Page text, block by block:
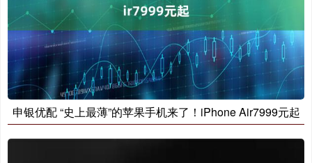
申银优配 “史上最薄”的苹果手机来了！iPhone Air7999元起